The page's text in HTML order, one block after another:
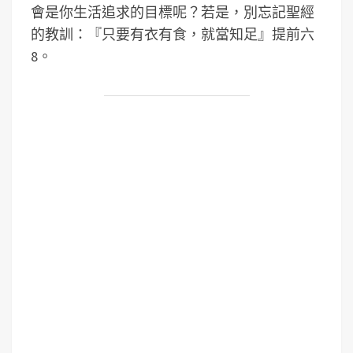
會是你生活追求的目標呢？若是，別忘記聖經
的教訓：『只要有衣有食，就當知足』提前六
8。